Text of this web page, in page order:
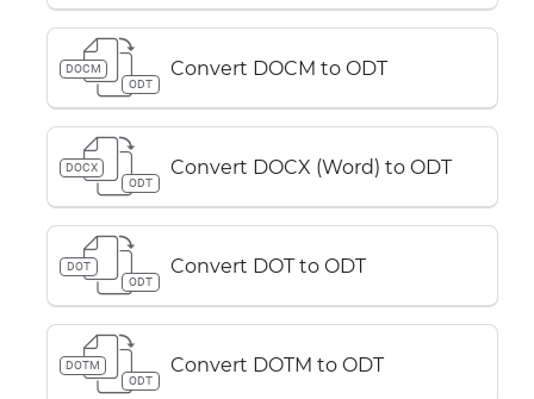
DOCM
ODT
Convert DOCM to ODT
DOCX
ODT
Convert DOCX (Word) to ODT
DOT
ODT
Convert DOT to ODT
DOTM
ODT
Convert DOTM to ODT